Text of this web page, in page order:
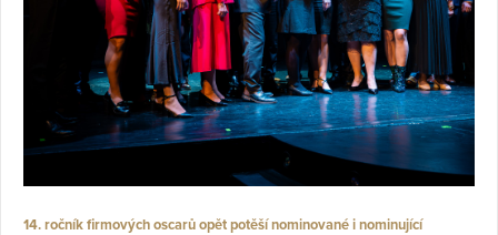
14. ročník firmových oscarů opět potěší nominované i nominující